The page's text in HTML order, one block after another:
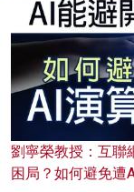
劉寧榮教授：互聯
困局？如何避免遭